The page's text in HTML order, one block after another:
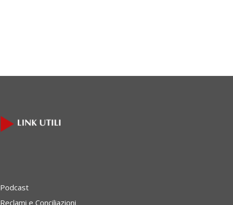
Podcast
Reclami e Conciliazioni